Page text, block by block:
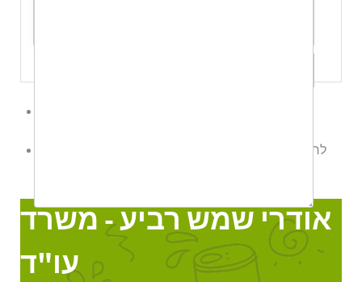
לחצו כאן לשליחת הודעה
אודרי שמש רביע - משרד
עו"ד